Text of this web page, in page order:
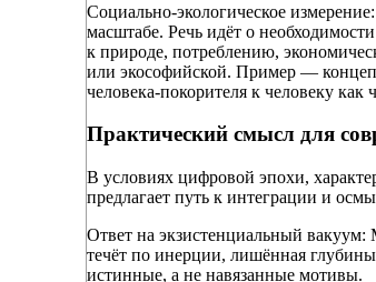
Социально-экологическое
масштабе. Речь идёт о
к природе, потреблению,
или экософийской. Пример —
человека-покорителя к человеку как
Практический смысл для
В условиях цифровой эпохи,
предлагает путь к интеграции и
Ответ на экзистенциальный вакуум:
течёт по инерции, лишённая
истинные, а не навязанные мотивы.